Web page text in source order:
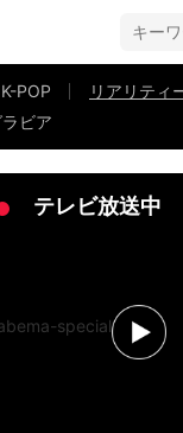
K-POP リアリティ
ビア
違い続けた元アイドル
テレビ放送中